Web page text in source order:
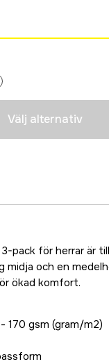
Välj alternativ
pack för herrar är
och en
ökad komfort.
170 gsm (gram/m2)